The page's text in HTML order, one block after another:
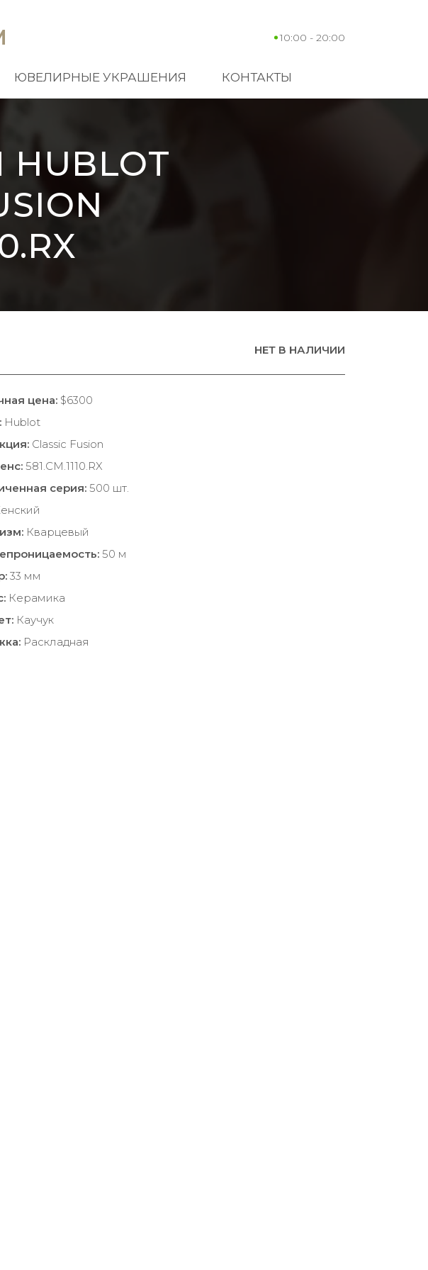
10:00 - 20:00
ЮВЕЛИРНЫЕ УКРАШЕНИЯ КОНТАКТЫ
НЕТ В НАЛИЧИИ
цена: $6300
Hublot
Classic Fusion
581.CM.1110.RX
серия: 500 шт.
Кварцевый
50 м
33 мм
Керамика
Каучук
Раскладная